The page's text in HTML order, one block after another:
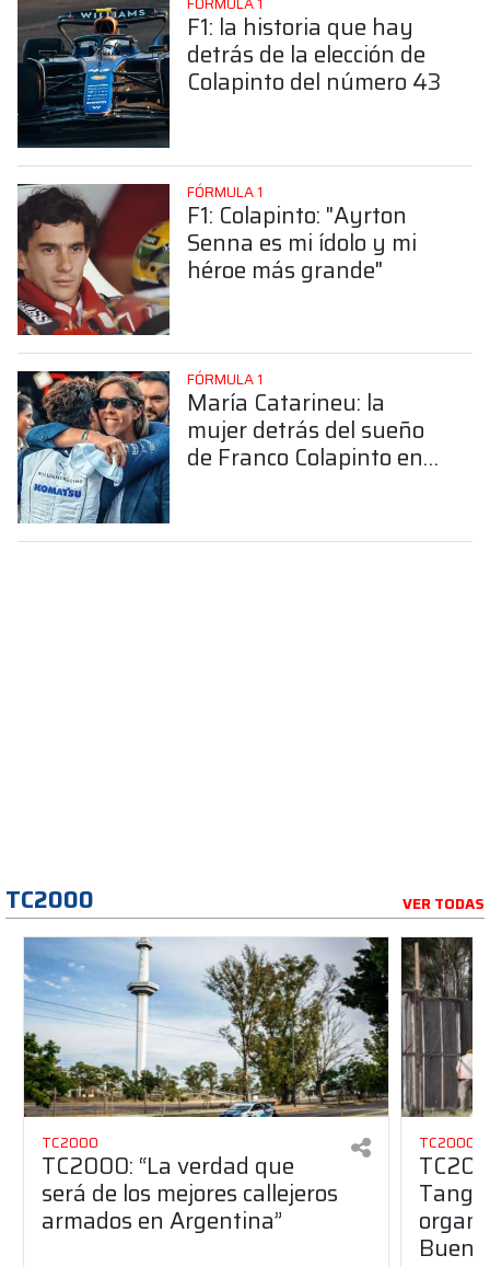
F1: la historia que hay
detrás de la elección de
Colapinto del número 43
FÓRMULA 1
F1: Colapinto: "Ayrton
Senna es mi ídolo y mi
héroe más grande"
FÓRMULA 1
María Catarineu: la
mujer detrás del sueño
de Franco Colapinto en
TC2000 VER TODAS
TC2000
TC2000: “La verdad que
será de los mejores callejeros
armados en Argentina”
TC2000